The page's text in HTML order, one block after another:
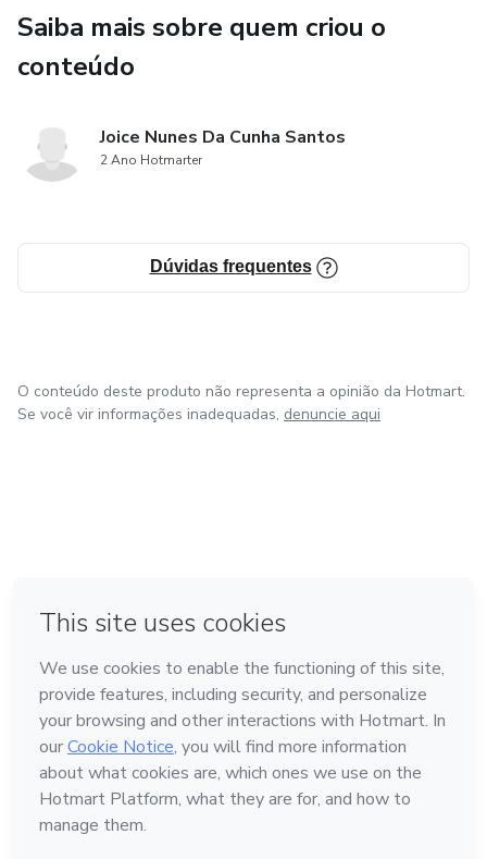
Saiba mais sobre quem criou o
conteúdo
Joice Nunes Da Cunha Santos
2 Ano Hotmarter
Dúvidas frequentes
O conteúdo deste produto não representa a opinião da Hotmart.
Se você vir informações inadequadas, denuncie aqui
Feito com ❤ na Cidade do México
Conheça a Hotmart
Idioma
Português